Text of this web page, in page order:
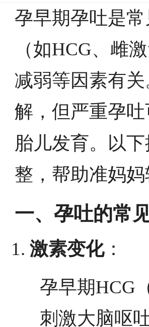
孕早期孕吐是
（如HCG、雌
减弱等因素有
解，但严重孕
胎儿发育。以
整，帮助准妈
一、孕吐的常
激素变化：
孕早期HCG
刺激大脑呕